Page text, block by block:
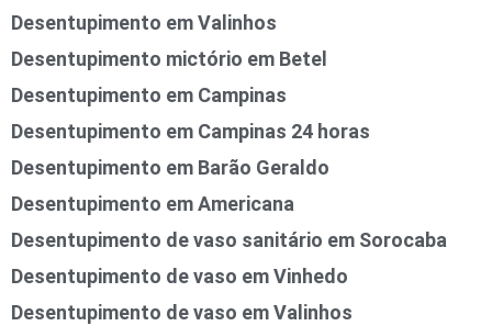
Desentupimento em Valinhos
Desentupimento mictório em Betel
Desentupimento em Campinas
Desentupimento em Campinas 24 horas
Desentupimento em Barão Geraldo
Desentupimento em Americana
Desentupimento de vaso sanitário em Sorocaba
Desentupimento de vaso em Vinhedo
Desentupimento de vaso em Valinhos